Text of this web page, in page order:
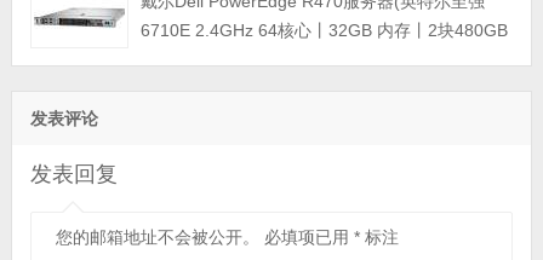
源丨三年保修)
6710E 2.4GHz 64核心丨32GB 内存丨2块480GB
发表评论
发表回复
您的邮箱地址不会被公开。 必填项已用 *标注